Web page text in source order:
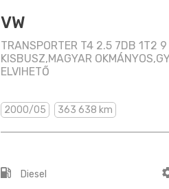
VW
TRANSPORTER T4 2.5 7DB 1T2 9
KISBUSZ,MAGYAR
ELVIHETŐ
2000/05 363 638 km
Diesel